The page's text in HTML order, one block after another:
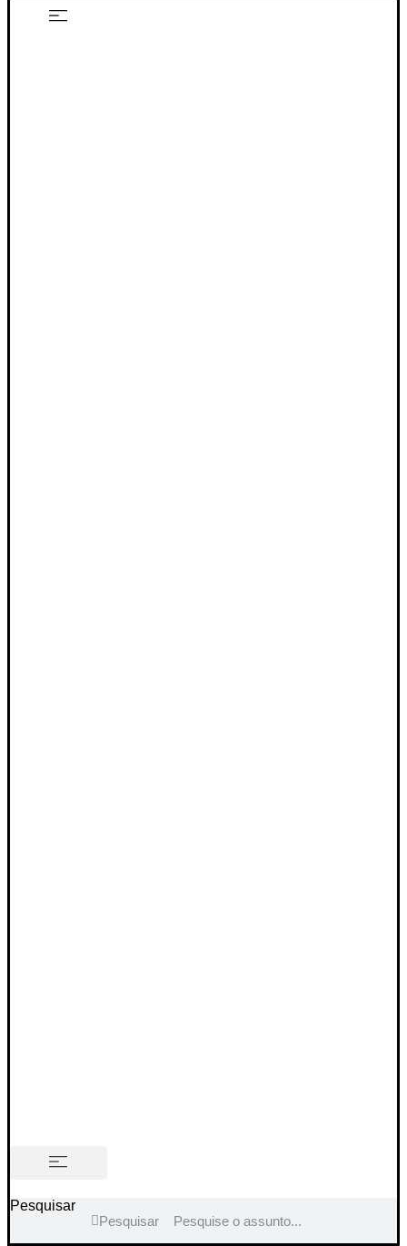
Pesquisar
Pesquisar